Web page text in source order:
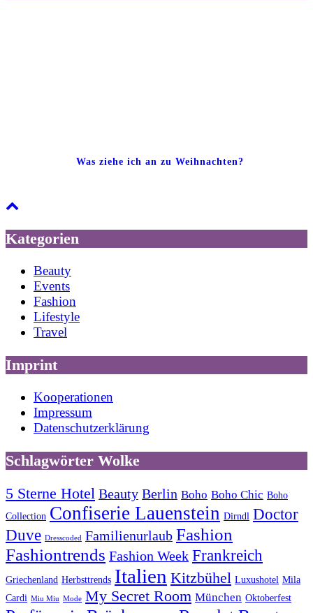
Was ziehe ich an zu Weihnachten?
Kategorien
Beauty
Events
Fashion
Lifestyle
Travel
Imprint
Kooperationen
Impressum
Datenschutzerklärung
Schlagwörter Wolke
5 Sterne Hotel Beauty Berlin Boho Boho Chic Boho
Collection Confiserie Lauenstein Dirndl Doctor
Duve Dresscoded Familienurlaub Fashion
Fashiontrends Fashion Week Frankreich
Griechenland Herbsttrends Italien Kitzbühel Luxushotel Mila
Cardi Miu Miu Mode My Secret Room München Oktoberfest